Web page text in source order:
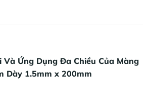
Và Ứng Dụng Đa Chiều Của Màng
Dày 1.5mm x 200mm